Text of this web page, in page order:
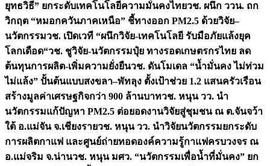
ยุทธวิธี” ยกระดับเทคโนโลยีความมั่นคงไทยวช. ผนึก ววน. ถก
วิกฤต “หมอกควันภาคเหนือ” ชี้ทางออก PM2.5 ด้วยวิจัย–
นวัตกรรมวช. เปิดเวที “ผนึกวิจัย-เทคโนโลยี รับมือภัยแล้งยุค
โลกเดือด“วช. ชูวิจัย-นวัตกรรมปุ๋ย ทางรอดเกษตรกรไทย ลด
ต้นทุนการผลิต-เพิ่มความยั่งยืนวช. ดันโมเดล “น้ำมั่นคง ไม่ท่วม
ไม่แล้ง” ปั้นต้นแบบสงขลา–พัทลุง ตั้งเป้าช่วย 1.2 แสนครัวเรือน
สร้างมูลค่าเศรษฐกิจกว่า 900 ล้านบาทวช. หนุน วว. นำ
นวัตกรรมแก้ปัญหา PM2.5 ต่อยอดงานวิจัยสู่ชุมชน ณ ต.จันจว้า
ใต้ อ.แม่จัน จ.เชียงรายวช. หนุน วว. นำวิจัยนวัตกรรมยกระดับ
การผลิตกาแฟ และศูนย์ถ่ายทอดองค์ความรู้กาแฟครบวงจร ณ
อ.แม่จริม จ.น่านวช. หนุน มศว. “นวัตกรรมเพื่อน้ำที่มั่นคง” ยก